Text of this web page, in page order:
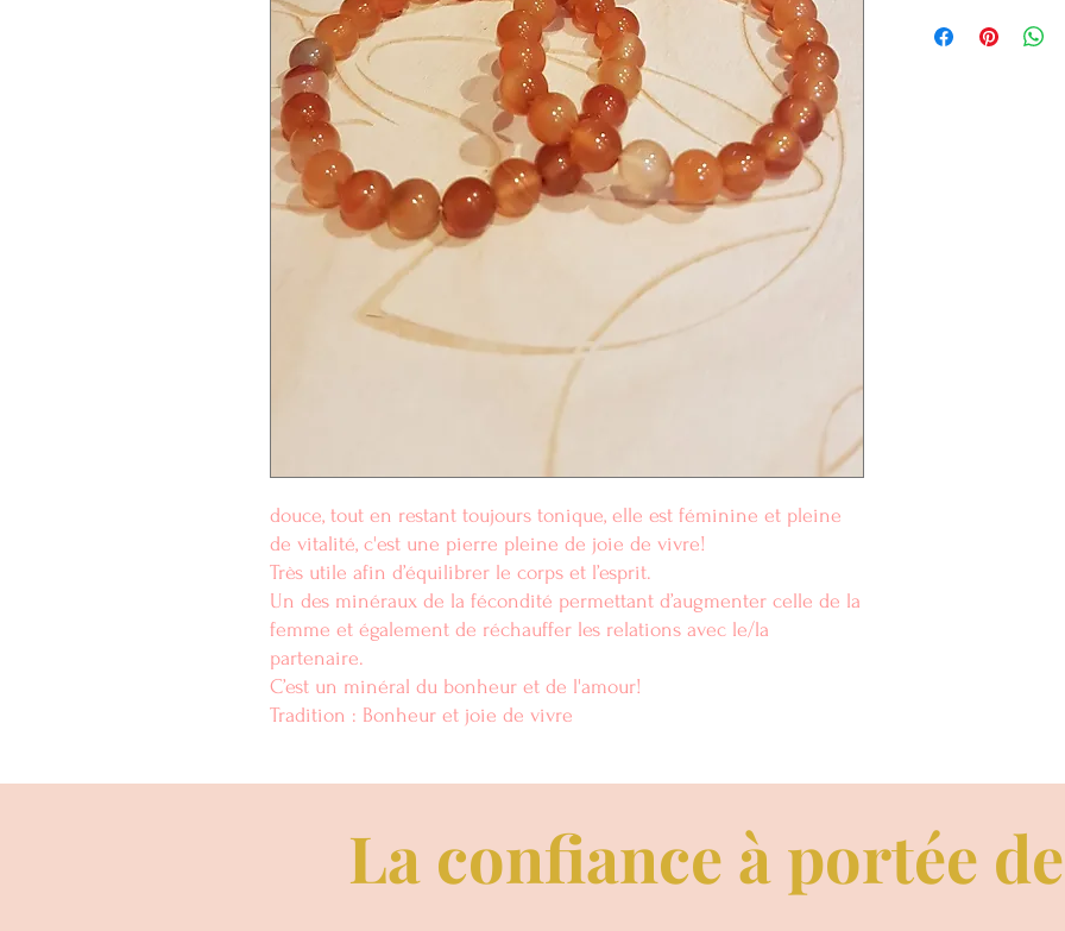
douce, tout en restant toujours tonique, elle est féminine et pleine
de vitalité, c'est une pierre pleine de joie de vivre!
Très utile afin d’équilibrer le corps et l’esprit.
Un des minéraux de la fécondité permettant d’augmenter celle de la
femme et également de réchauffer les relations avec le/la
partenaire.
C’est un minéral du bonheur et de l'amour!
Tradition : Bonheur et joie de vivre
La confiance à portée